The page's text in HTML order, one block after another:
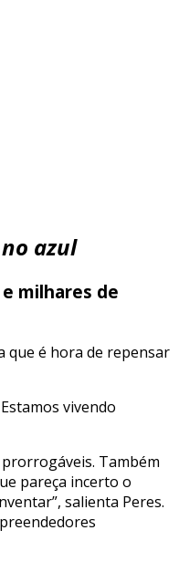
azul
milhares de
que é hora de repensar
vivendo
Também
pareça incerto o
salienta Peres.